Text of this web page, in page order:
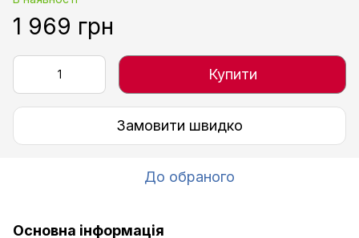
1 969 грн
Купити
Замовити швидко
До обраного
Основна інформація